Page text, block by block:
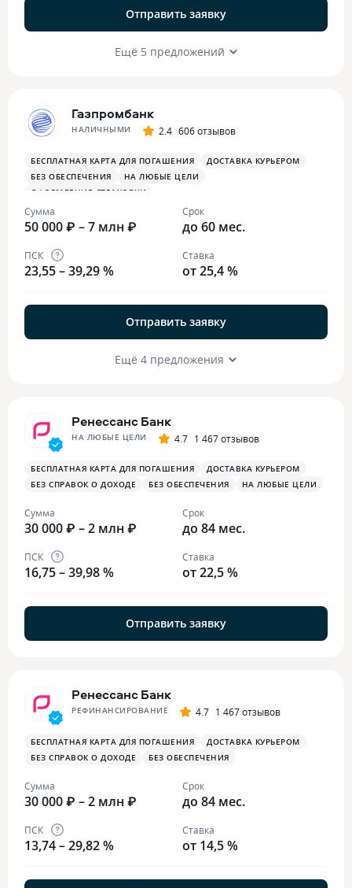
Отправить заявку
Ещё 5 предложений
Газпромбанк
НАЛИЧНЫМИ 2.4 606 отзывов
БЕСПЛАТНАЯ КАРТА ДЛЯ ПОГАШЕНИЯ
ДОСТАВКА КУРЬЕРОМ
БЕЗ ОБЕСПЕЧЕНИЯ
НА ЛЮБЫЕ ЦЕЛИ
ОФОРМЛЕНИЕ СТРАХОВКИ
Сумма
50 000 ₽ – 7 млн ₽
Срок
до 60 мес.
ПСК
23,55 – 39,29 %
Ставка
от 25,4 %
Отправить заявку
Ещё 4 предложения
Ренессанс Банк
НА ЛЮБЫЕ ЦЕЛИ 4.7 1 467 отзывов
БЕСПЛАТНАЯ КАРТА ДЛЯ ПОГАШЕНИЯ
ДОСТАВКА КУРЬЕРОМ
БЕЗ СПРАВОК О ДОХОДЕ
БЕЗ ОБЕСПЕЧЕНИЯ НА ЛЮБЫЕ ЦЕЛИ
Сумма
30 000 ₽ – 2 млн ₽
Срок
до 84 мес.
ПСК
16,75 – 39,98 %
Ставка
от 22,5 %
Отправить заявку
Ренессанс Банк
РЕФИНАНСИРОВАНИЕ 4.7 1 467 отзывов
БЕСПЛАТНАЯ КАРТА ДЛЯ ПОГАШЕНИЯ
ДОСТАВКА КУРЬЕРОМ
БЕЗ СПРАВОК О ДОХОДЕ
БЕЗ ОБЕСПЕЧЕНИЯ
Сумма
30 000 ₽ – 2 млн ₽
Срок
до 84 мес.
ПСК
13,74 – 29,82 %
Ставка
от 14,5 %